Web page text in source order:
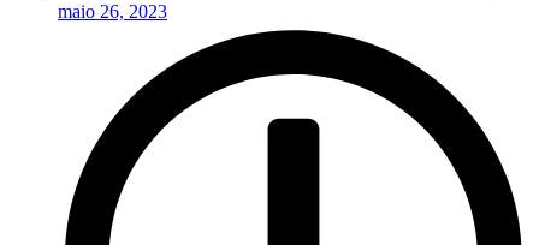
maio 26, 2023